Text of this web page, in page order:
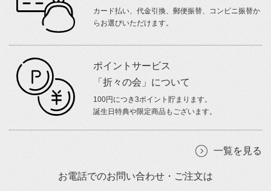
カード払い、代金引換、郵便振替、コンビニ振替か
らお選びいただけます。
ポイントサービス
「折々の会」について
100円につき3ポイント貯まります。
誕生日特典や限定商品もございます。
一覧を見る
お電話でのお問い合わせ・ご注文は